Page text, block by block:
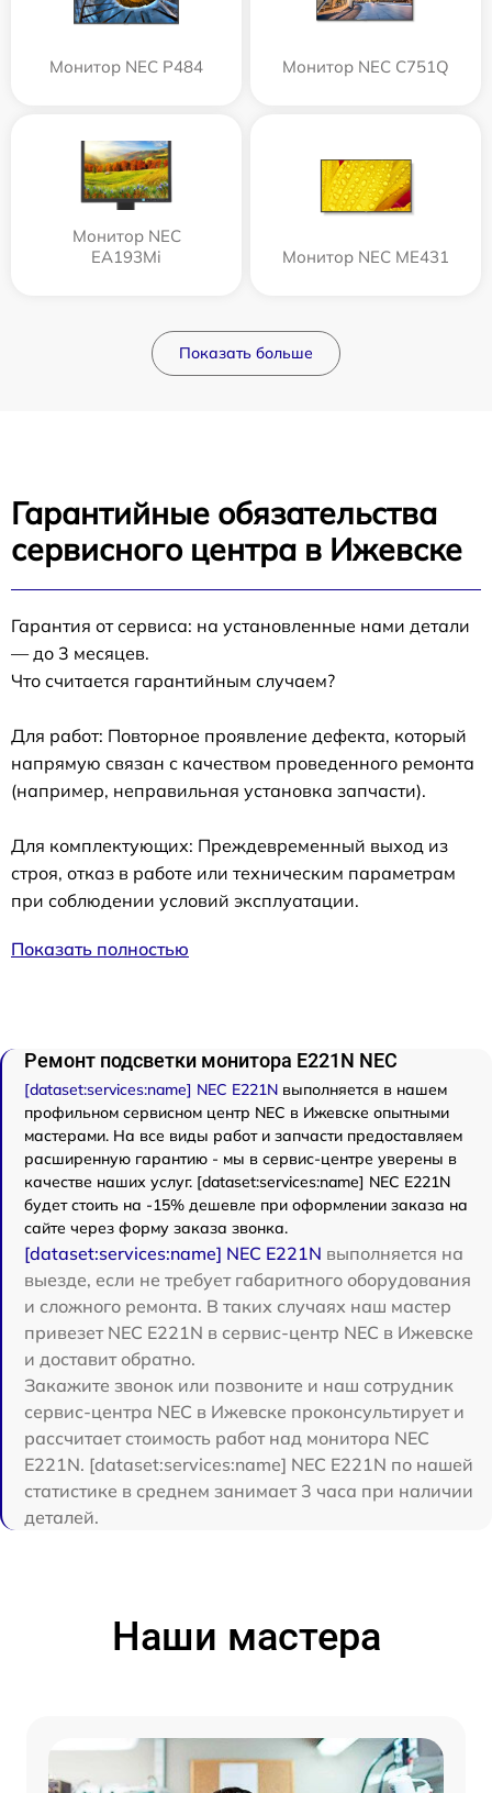
Монитор NEC P484 Монитор NEC C751Q
Монитор NEC
EA193Mi
Монитор NEC ME431
Показать больше
Гарантийные обязательства
сервисного центра в Ижевске
Гарантия от сервиса: на установленные нами детали
— до 3 месяцев.
Что считается гарантийным случаем?
Для работ: Повторное проявление дефекта, который
напрямую связан с качеством проведенного ремонта
(например, неправильная установка запчасти).
Для комплектующих: Преждевременный выход из
строя, отказ в работе или техническим параметрам
при соблюдении условий эксплуатации.
Показать полностью
Ремонт подсветки монитора E221N NEC
[dataset:services:name] NEC E221N выполняется в нашем
профильном сервисном центр NEC в Ижевске опытными
мастерами. На все виды работ и запчасти предоставляем
расширенную гарантию - мы в сервис-центре уверены в
качестве наших услуг. [dataset:services:name] NEC E221N
будет стоить на -15% дешевле при оформлении заказа на
сайте через форму заказа звонка.
[dataset:services:name] NEC E221N выполняется на
выезде, если не требует габаритного оборудования
и сложного ремонта. В таких случаях наш мастер
привезет NEC E221N в сервис-центр NEC в Ижевске
и доставит обратно.
Закажите звонок или позвоните и наш сотрудник
сервис-центра NEC в Ижевске проконсультирует и
рассчитает стоимость работ над монитора NEC
E221N. [dataset:services:name] NEC E221N по нашей
статистике в среднем занимает 3 часа при наличии
деталей.
Наши мастера